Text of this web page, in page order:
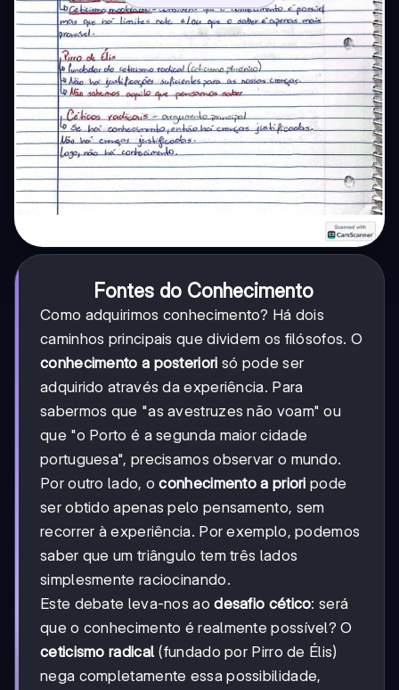
Fontes do Conhecimento
Como adquirimos conhecimento? Há dois
caminhos principais que dividem os filósofos. O
conhecimento a posteriori só pode ser
adquirido através da experiência. Para
sabermos que "as avestruzes não voam" ou
que "o Porto é a segunda maior cidade
portuguesa", precisamos observar o mundo.
Por outro lado, oconhecimento a priori pode
ser obtido apenas pelo pensamento, sem
recorrer à experiência. Por exemplo, podemos
saber que um triângulo tem três lados
simplesmente raciocinando.
Este debate leva-nos aodesafio cético: será
que o conhecimento é realmente possível? O
ceticismo radical (fundado por Pirro de Élis)
nega completamente essa possibilidade,